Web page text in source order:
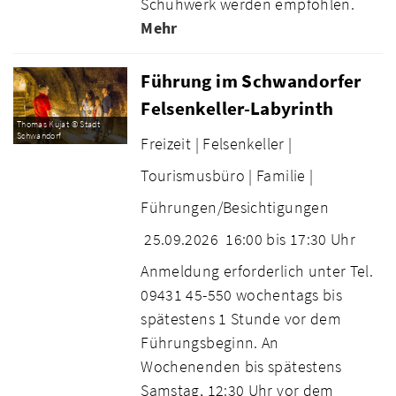
Schuhwerk werden empfohlen.
Mehr
Thomas Kujat © Stadt
Schwandorf
Führung im Schwandorfer
Felsenkeller-Labyrinth
Freizeit | Felsenkeller |
Tourismusbüro | Familie |
Führungen/Besichtigungen
25.09.2026 16:00 bis 17:30 Uhr
Anmeldung erforderlich unter Tel.
09431 45-550 wochentags bis
spätestens 1 Stunde vor dem
Führungsbeginn. An
Wochenenden bis spätestens
Samstag, 12:30 Uhr vor dem